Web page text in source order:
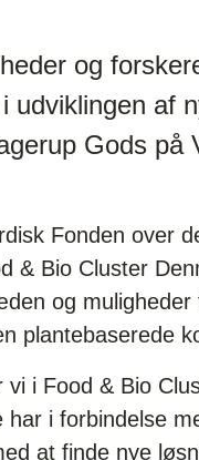
og
af
Gods på
Fonden
& Bio Cluster
og muligheder
plantebaserede
i Food & Bio
i forbindelse
at finde nye